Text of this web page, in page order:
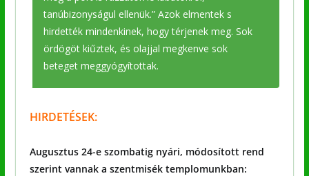
tanúbizonyságul ellenük.” Azok elmentek s
hirdették mindenkinek, hogy térjenek meg. Sok
ördögöt kiűztek, és olajjal megkenve sok
beteget meggyógyítottak.
HIRDETÉSEK:
Augusztus 24-e szombatig nyári, módosított rend
szerint vannak a szentmisék templomunkban: